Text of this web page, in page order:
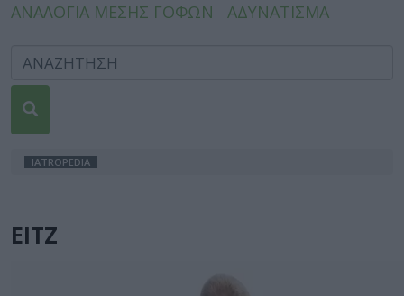
ΑΝΑΛΟΓΙΑ ΜΕΣΗΣ ΓΟΦΩΝ
ΑΔΥΝΑΤΙΣΜΑ
IATROPEDIA
ΕΙΤΖ